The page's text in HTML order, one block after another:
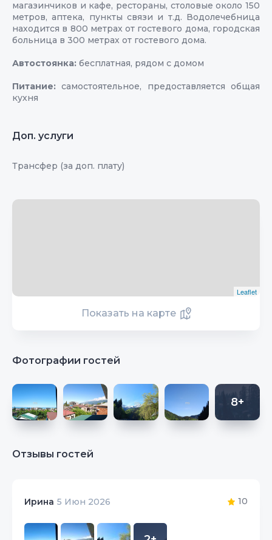
магазинчиков и кафе, рестораны, столовые около 150
метров, аптека, пункты связи и т.д. Водолечебница
находится в 800 метрах от гостевого дома, городская
больница в 300 метрах от гостевого дома.
Автостоянка: бесплатная, рядом с домом
Питание:самостоятельное, предоставляется общая
кухня
Доп. услуги
Трансфер (за доп. плату)
Leaflet
Показать на карте
Фотографии гостей
8+
Отзывы гостей
Ирина 5 Июн 2026 10